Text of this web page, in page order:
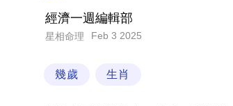
經濟一週編輯部
星相命理 Feb 3 2025
幾歲 生肖